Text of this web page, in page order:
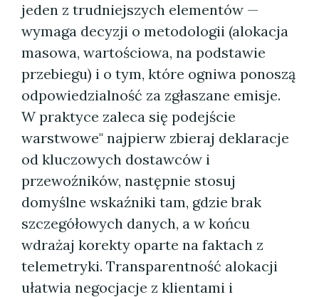
jeden z trudniejszych elementów —
wymaga decyzji o metodologii (alokacja
masowa, wartościowa, na podstawie
przebiegu) i o tym, które ogniwa ponoszą
odpowiedzialność za zgłaszane emisje.
W praktyce zaleca się podejście
warstwowe" najpierw zbieraj deklaracje
od kluczowych dostawców i
przewoźników, następnie stosuj
domyślne wskaźniki tam, gdzie brak
szczegółowych danych, a w końcu
wdrażaj korekty oparte na faktach z
telemetryki. Transparentność alokacji
ułatwia negocjacje z klientami i